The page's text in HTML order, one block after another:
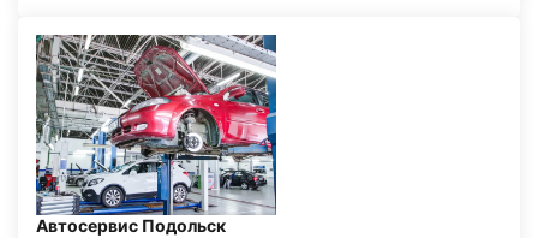
Автосервис Подольск